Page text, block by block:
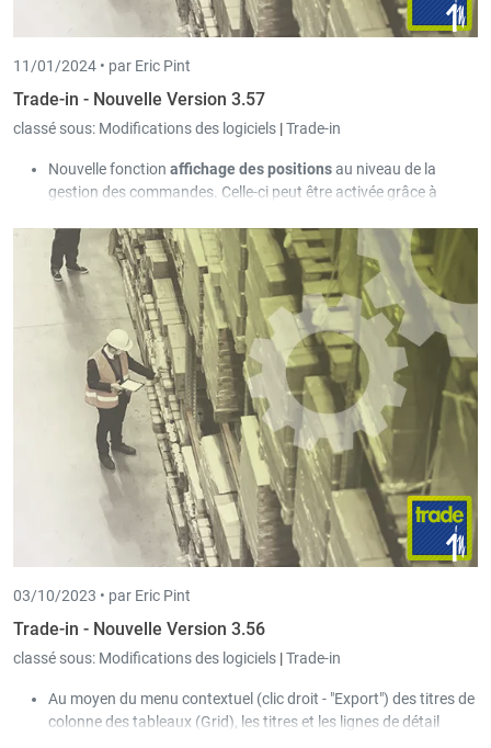
11/01/2024 • par Eric Pint
Trade-in - Nouvelle Version 3.57
classé sous: Modifications des logiciels |Trade-in
Nouvelle fonction affichage des positionsau niveau de la
gestion des commandes. Celle-ci peut être activée grâce à
détail. La fonction affiche toutes les positions et tous les
articles actuels inclus dans le détail du document. En
sélectionnant les positions ou les articles individuels au niveau
de l'affichage des positions, la grille détaillée passe directement
à la position correspondante. Cela facilite la navigation dans les
documents volumineux. Si l'on travaille avec des numéros de
position dans le document, l'affichage des positions construit
automatiquement une arborescence structurée.
La nouvelle fonction de l'affichage des positions peut être
utilisée pour modifier les facteurs de bénéfice par position, par
section, par lot, etc. A cette fin, il faut tout d'abord afficher les
positions, sélectionner une position ou un niveau quelconque,
puis utiliser la touche Espace. La fonction "Adapter les valeurs
détaillées" apparaît alors. Les facteurs de bénéfice modifiés
manuellement sont repris dans le détail de l'écran des
03/10/2023 • par Eric Pint
Trade-in - Nouvelle Version 3.56
classé sous: Modifications des logiciels |Trade-in
Au moyen du menu contextuel (clic droit - "Export") des titres de
colonne des tableaux (Grid), les titres et les lignes de détail